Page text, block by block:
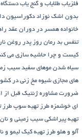
فلزیاب طلایاب و گنج‌ یاب
بدون اشک نوزاد دکوراسیون
خانواده همسر در دوران عقد
تنفس بد رمان روز پدر روغن
کیست و چرا حاشیه سازی می
سیاه شدن موهای سفید سیب
های مجازی شیوه مخ زنی در
ضرورت مشاوره ژنتیک قبل از
ای خوشمزه طرز تهیه سوپ طرز
تهیه پیراشكی سيب زمينی و
آلو و هلو طرز تهیه کیک لیمو و